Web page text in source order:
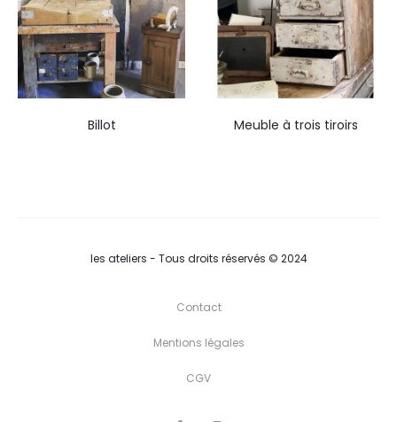
Billot Meuble à trois tiroirs
les ateliers - Tous droits réservés © 2024
Contact
Mentions légales
CGV